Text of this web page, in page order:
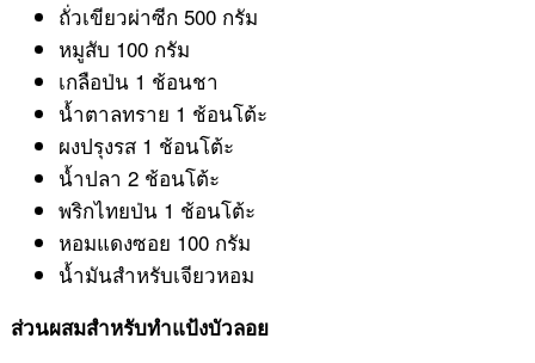
ถั่วเขียวผ่าซีก 500 กรัม
หมูสับ 100 กรัม
เกลือป่น 1 ช้อนชา
น้ำตาลทราย 1 ช้อนโต้ะ
ผงปรุงรส 1 ช้อนโต้ะ
น้ำปลา 2 ช้อนโต้ะ
พริกไทยป่น 1 ช้อนโต้ะ
หอมแดงซอย 100 กรัม
น้ำมันสำหรับเจียวหอม
ส่วนผสมสำหรับทำแป้งบัวลอย